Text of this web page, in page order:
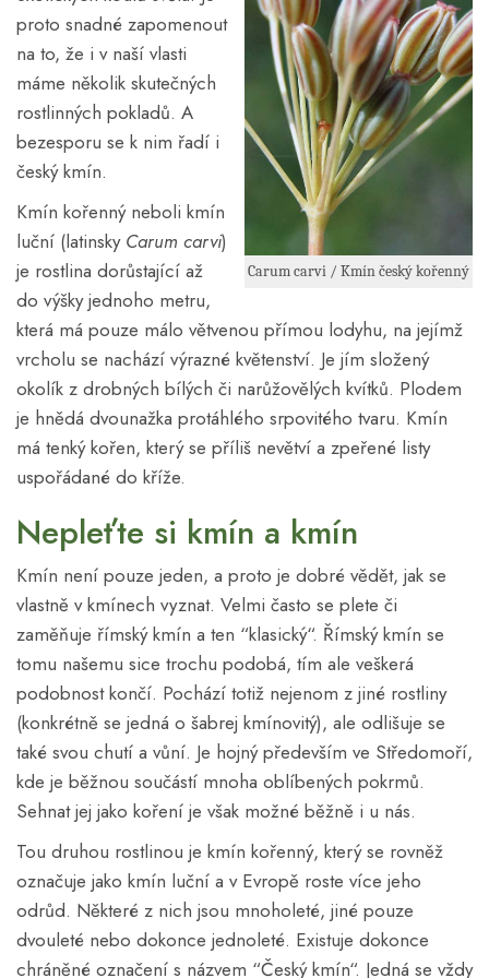
Carum carvi / Kmín český kořenný
proto snadné zapomenout
na to, že i v naší vlasti
máme několik skutečných
rostlinných pokladů. A
bezesporu se k nim řadí i
český kmín.
Kmín kořenný neboli kmín
luční (latinsky Carum carvi)
je rostlina dorůstající až
do výšky jednoho metru,
která má pouze málo větvenou přímou lodyhu, na jejímž
vrcholu se nachází výrazné květenství. Je jím složený
okolík z drobných bílých či narůžovělých kvítků. Plodem
je hnědá dvounažka protáhlého srpovitého tvaru. Kmín
má tenký kořen, který se příliš nevětví a zpeřené listy
uspořádané do kříže.
Nepleťte si kmín a kmín
Kmín není pouze jeden, a proto je dobré vědět, jak se
vlastně v kmínech vyznat. Velmi často se plete či
zaměňuje římský kmín a ten “klasický“. Římský kmín se
tomu našemu sice trochu podobá, tím ale veškerá
podobnost končí. Pochází totiž nejenom z jiné rostliny
(konkrétně se jedná o šabrej kmínovitý), ale odlišuje se
také svou chutí a vůní. Je hojný především ve Středomoří,
kde je běžnou součástí mnoha oblíbených pokrmů.
Sehnat jej jako koření je však možné běžně i u nás.
Tou druhou rostlinou je kmín kořenný, který se rovněž
označuje jako kmín luční a v Evropě roste více jeho
odrůd. Některé z nich jsou mnoholeté, jiné pouze
dvouleté nebo dokonce jednoleté. Existuje dokonce
chráněné označení s názvem “Český kmín“. Jedná se vždy